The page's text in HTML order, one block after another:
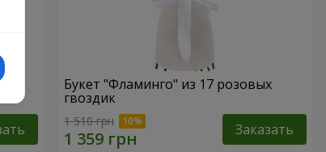
Букет "Фламинго" из 17 розовых
гвоздик
1 510 грн Заказать